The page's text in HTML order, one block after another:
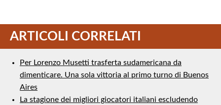
ARTICOLI CORRELATI
Per Lorenzo Musetti trasferta sudamericana da
dimenticare. Una sola vittoria al primo turno di Buenos
Aires
La stagione dei migliori giocatori italiani escludendo